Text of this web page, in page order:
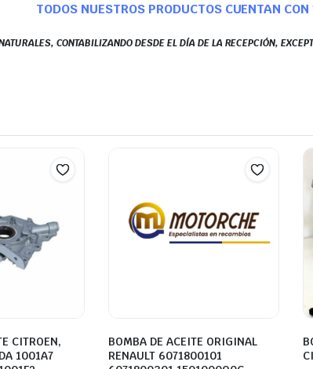
TODOS NUESTROS PRODUCTOS CUENTAN
CONTABILIZANDO DESDE EL DÍA DE LA RECEPCIÓN,
CITROEN,
1001A7
BOMBA DE ACEITE ORIGINAL
RENAULT 6071800101